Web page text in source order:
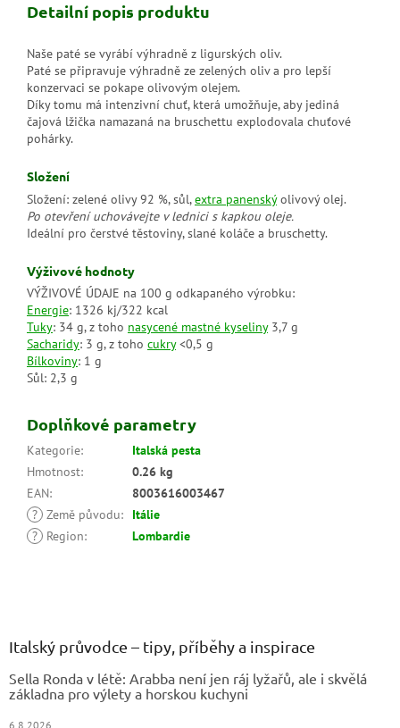
Detailní popis produktu
Naše paté se vyrábí výhradně z ligurských oliv.
Paté se připravuje výhradně ze zelených oliv a pro lepší
konzervaci se pokape olivovým olejem.
Díky tomu má intenzivní chuť, která umožňuje, aby jediná
čajová lžička namazaná na bruschettu explodovala chuťové
pohárky.
Složení
Složení: zelené olivy 92 %, sůl,extra panenskýolivový olej.
Po otevření uchovávejte v lednici s kapkou oleje.
Ideální pro čerstvé těstoviny, slané koláče a bruschetty.
Výživové hodnoty
VÝŽIVOVÉ ÚDAJE na 100 g odkapaného výrobku:
Energie: 1326 kj/322 kcal
Tuky: 34 g, z toho nasycené mastné kyseliny3,7 g
Sacharidy: 3 g, z toho cukry<0,5 g
Bílkoviny: 1 g
Sůl: 2,3 g
Doplňkové parametry
Kategorie:
Italská pesta
Hmotnost:
0.26 kg
EAN:
8003616003467
? Země původu:
Itálie
?
Region: Lombardie
Italský průvodce – tipy, příběhy a inspirace
Sella Ronda v létě: Arabba není jen ráj lyžařů, ale i skvělá
základna pro výlety a horskou kuchyni
6.8.2026